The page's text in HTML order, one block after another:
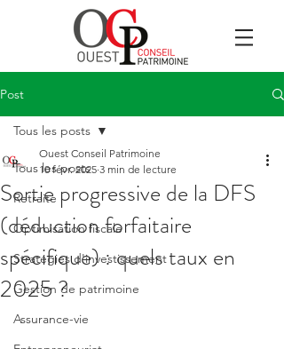
Post
Tous les posts
Retraite
Optimisation fiscale
Stratégies d'investissement
Gestion de patrimoine
Assurance-vie
Tous les posts
Sortie progressive de la DFS
(déduction forfaitaire
spécifique) : quels taux en
2025 ?
Ouest Conseil Patrimoine
10 févr. 2025 3 min de lecture